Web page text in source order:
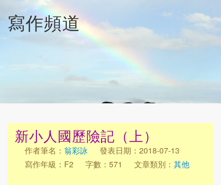
寫作頻道
新小人國歷險記（上）
作者筆名： 翁彩詠
發表日期：2018-07-13
寫作年級：F2
字數：571 文章類別： 其他